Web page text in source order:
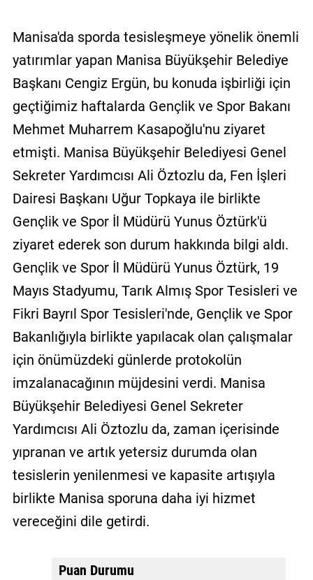
Manisa'da sporda tesisleşmeye yönelik önemli
yatırımlar yapan Manisa Büyükşehir Belediye
Başkanı Cengiz Ergün, bu konuda işbirliği için
geçtiğimiz haftalarda Gençlik ve Spor Bakanı
Mehmet Muharrem Kasapoğlu'nu ziyaret
etmişti. Manisa Büyükşehir Belediyesi Genel
Sekreter Yardımcısı Ali Öztozlu da, Fen İşleri
Dairesi Başkanı Uğur Topkaya ile birlikte
Gençlik ve Spor İl Müdürü Yunus Öztürk'ü
ziyaret ederek son durum hakkında bilgi aldı.
Gençlik ve Spor İl Müdürü Yunus Öztürk, 19
Mayıs Stadyumu, Tarık Almış Spor Tesisleri ve
Fikri Bayrıl Spor Tesisleri'nde, Gençlik ve Spor
Bakanlığıyla birlikte yapılacak olan çalışmalar
için önümüzdeki günlerde protokolün
imzalanacağının müjdesini verdi. Manisa
Büyükşehir Belediyesi Genel Sekreter
Yardımcısı Ali Öztozlu da, zaman içerisinde
yıpranan ve artık yetersiz durumda olan
tesislerin yenilenmesi ve kapasite artışıyla
birlikte Manisa sporuna daha iyi hizmet
vereceğini dile getirdi.
Puan Durumu